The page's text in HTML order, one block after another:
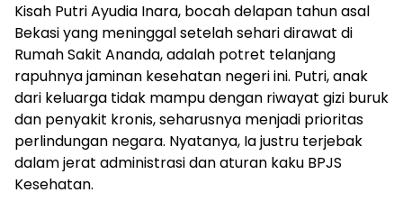
Kisah Putri Ayudia Inara, bocah delapan tahun asal
Bekasi yang meninggal setelah sehari dirawat di
Rumah Sakit Ananda, adalah potret telanjang
rapuhnya jaminan kesehatan negeri ini. Putri, anak
dari keluarga tidak mampu dengan riwayat gizi buruk
dan penyakit kronis, seharusnya menjadi prioritas
perlindungan negara. Nyatanya, Ia justru terjebak
dalam jerat administrasi dan aturan kaku BPJS
Kesehatan.